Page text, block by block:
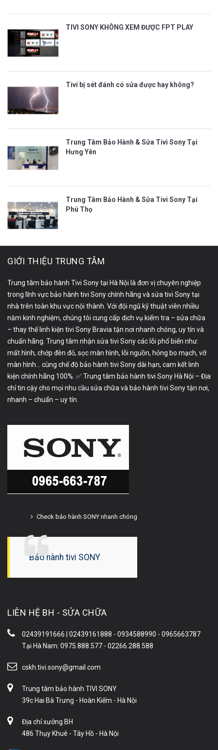
TIVI SONY KHÔNG XEM ĐƯỢC FPT PLAY
Tivi bị sét đánh có sửa được hay không?
Trung Tâm Bảo Hành & Sửa Tivi Sony Tại
Hưng Yên
Trung Tâm Bảo Hành & Sửa Tivi Sony Tại
Phú Thọ
GIỚI THIỆU TRUNG TÂM
Trung tâm bảo hành Tivi Sony tại Hà Nội là đơn vị chuyên nghiệp
trong lĩnh vực bảo hành tivi Sony chính hãng và sửa tivi Sony tại
nhà trên toàn khu vực nội thành. Với đội ngũ kỹ thuật viên nhiều
năm kinh nghiệm, chúng tôi cung cấp dịch vụ kiểm tra – sửa chữa
– thay thế linh kiện tivi Sony Bravia tận nơi nhanh chóng, uy tín và
chuẩn hãng. Trung tâm nhận sửa tivi Sony các lỗi phổ biến như:
mất hình, chớp đèn đỏ, sọc màn hình, lỗi nguồn, hỏng bo mạch, vỡ
màn hình… cùng chế độ bảo hành tivi Sony dài hạn, cam kết linh
kiện chính hãng 100%. ✅ Trung tâm bảo hành tivi Sony Hà Nội – Địa
chỉ tin cậy cho mọi nhu cầu sửa chữa và bảo hành tivi Sony tận nơi,
nhanh – chuẩn – uy tín.
Check bảo hành SONY nhanh chóng
Bảo hành tivi SONY
LIÊN HỆ BH - SỬA CHỮA
02439191666 | 02439161888 - 0934588990 - 0965663787
Tại Hà Nam: 0975.888.577 - 02266.288.588
cskh.tivi.sony@gmail.com
Trung tâm bảo hành TIVI SONY
39c Hai Bà Trưng - Hoàn Kiếm - Hà Nội
Địa chỉ xưởng BH
486 Thụy Khuê - Tây Hồ - Hà Nội